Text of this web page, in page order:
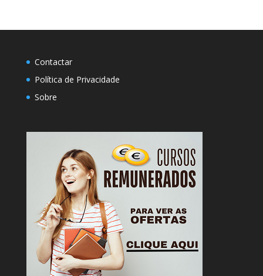
Contactar
Política de Privacidade
Sobre